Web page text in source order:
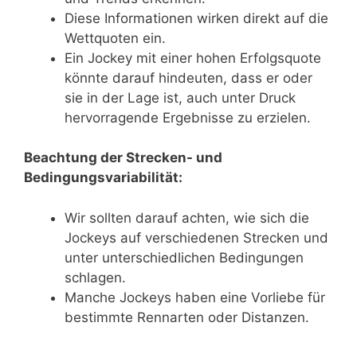
Diese Informationen wirken direkt auf die
Wettquoten ein.
Ein Jockey mit einer hohen Erfolgsquote
könnte darauf hindeuten, dass er oder
sie in der Lage ist, auch unter Druck
hervorragende Ergebnisse zu erzielen.
Beachtung der Strecken- und
Bedingungsvariabilität:
Wir sollten darauf achten, wie sich die
Jockeys auf verschiedenen Strecken und
unter unterschiedlichen Bedingungen
schlagen.
Manche Jockeys haben eine Vorliebe für
bestimmte Rennarten oder Distanzen.